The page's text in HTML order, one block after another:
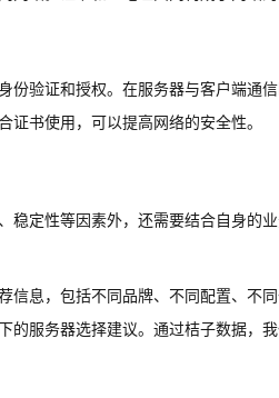
份验证和授权。在服务器与客户端通
书使用，可以提高网络的安全性。
稳定性等因素外，还需要结合自身的
信息，包括不同品牌、不同配置、不
的服务器选择建议。通过桔子数据，